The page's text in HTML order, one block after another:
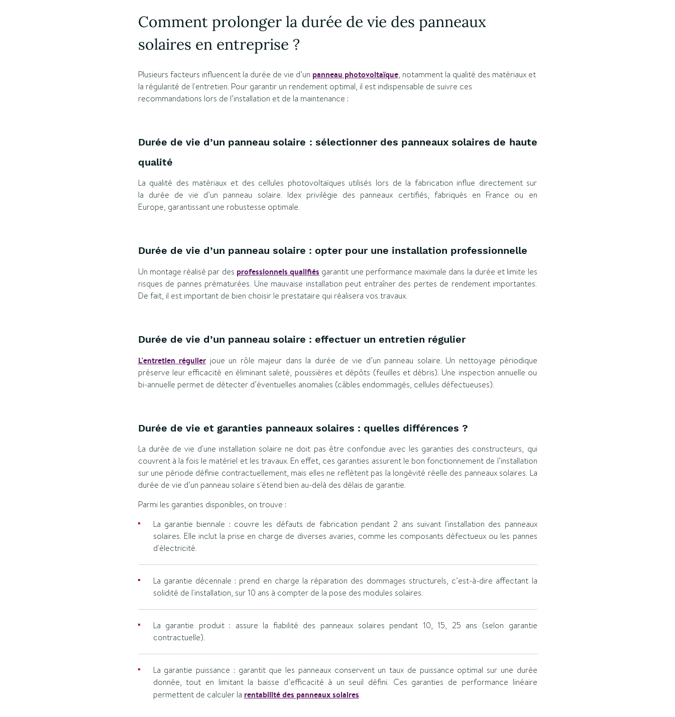
Comment prolonger la durée de vie des panneaux
solaires en entreprise ?
Plusieurs facteurs influencent la durée de vie d’un panneau photovoltaïque, notamment la qualité des matériaux et
la régularité de l'entretien. Pour garantir un rendement optimal, il est indispensable de suivre ces
recommandations lors de l’installation et de la maintenance :
Durée de vie d’un panneau solaire : sélectionner des panneaux solaires de haute
qualité
La qualité des matériaux et des cellules photovoltaïques utilisés lors de la fabrication influe directement sur
la durée de vie d’un panneau solaire. Idex privilégie des panneaux certifiés, fabriqués en France ou en
Europe, garantissant une robustesse optimale.
Durée de vie d’un panneau solaire : opter pour une installation professionnelle
Un montage réalisé par des professionnels qualifiés garantit une performance maximale dans la durée et limite les
risques de pannes prématurées. Une mauvaise installation peut entraîner des pertes de rendement importantes.
De fait, il est important de bien choisir le prestataire qui réalisera vos travaux.
Durée de vie d’un panneau solaire : effectuer un entretien régulier
L'entretien régulier joue un rôle majeur dans la durée de vie d’un panneau solaire. Un nettoyage périodique
préserve leur efficacité en éliminant saleté, poussières et dépôts (feuilles et débris). Une inspection annuelle ou
bi-annuelle permet de détecter d’éventuelles anomalies (câbles endommagés, cellules défectueuses).
Durée de vie et garanties panneaux solaires : quelles différences ?
La durée de vie d'une installation solaire ne doit pas être confondue avec les garanties des constructeurs, qui
couvrent à la fois le matériel et les travaux. En effet, ces garanties assurent le bon fonctionnement de l’installation
sur une période définie contractuellement, mais elles ne reflètent pas la longévité réelle des panneaux solaires. La
durée de vie d’un panneau solaire s'étend bien au-delà des délais de garantie.
Parmi les garanties disponibles, on trouve :
La garantie biennale : couvre les défauts de fabrication pendant 2 ans suivant l'installation des panneaux
solaires. Elle inclut la prise en charge de diverses avaries, comme les composants défectueux ou les pannes
d'électricité.
La garantie décennale : prend en charge la réparation des dommages structurels, c’est-à-dire affectant la
solidité de l'installation, sur 10 ans à compter de la pose des modules solaires.
La garantie produit : assure la fiabilité des panneaux solaires pendant 10, 15, 25 ans (selon garantie
contractuelle).
La garantie puissance : garantit que les panneaux conservent un taux de puissance optimal sur une durée
donnée, tout en limitant la baisse d’efficacité à un seuil défini. Ces garanties de performance linéaire
permettent de calculer la rentabilité des panneaux solaires.